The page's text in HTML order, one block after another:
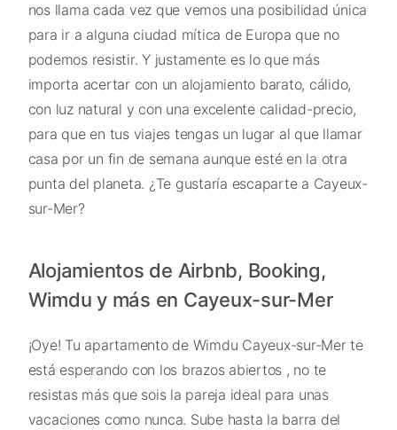
nos llama cada vez que vemos una posibilidad única
para ir a alguna ciudad mítica de Europa que no
podemos resistir. Y justamente es lo que más
importa acertar con un alojamiento barato, cálido,
con luz natural y con una excelente calidad-precio,
para que en tus viajes tengas un lugar al que llamar
casa por un fin de semana aunque esté en la otra
punta del planeta. ¿Te gustaría escaparte a Cayeux-
sur-Mer?
Alojamientos de Airbnb, Booking,
Wimdu y más en Cayeux-sur-Mer
¡Oye! Tu apartamento de Wimdu Cayeux-sur-Mer te
está esperando con los brazos abiertos , no te
resistas más que sois la pareja ideal para unas
vacaciones como nunca. Sube hasta la barra del